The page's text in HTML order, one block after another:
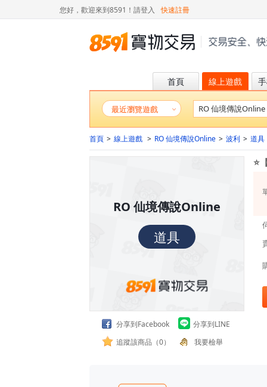
您好，歡迎來到8591！ 請登入 快速註冊
首頁 線上遊戲
最近瀏覽遊戲
首頁 > 線上遊戲 > RO 仙境傳說Online > 波利 > 道具
RO 仙境傳說Online
道具
分享到Facebook
分享到LINE
追蹤該商品（0）
我要檢舉
⭐